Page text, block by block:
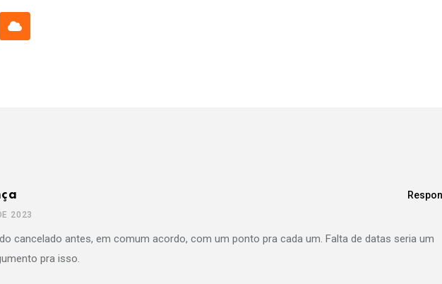
Cloud
2023
cancelado antes, em comum acordo, com um ponto pra cada um. Falta de datas seria um
pra isso.